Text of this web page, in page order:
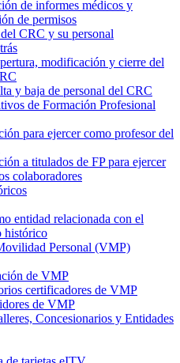
de informes médicos y
de permisos
CRC y su personal
modificación y cierre del
y baja de personal del CRC
de Formación Profesional
para ejercer como profesor del
a titulados de FP para ejercer
colaboradores
entidad relacionada con el
histórico
Personal (VMP)
de VMP
certificadores de VMP
de VMP
Concesionarios y Entidades